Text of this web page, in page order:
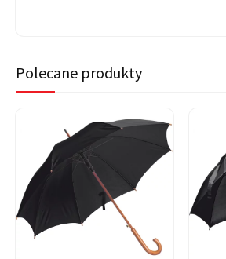
Polecane produkty